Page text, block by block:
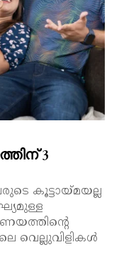
3
കൂട്ടായ്മയല്ല
വെല്ലുവിളികൾ